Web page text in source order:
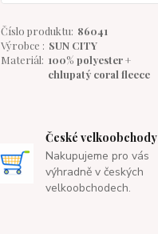
Číslo produktu: 86041
Výrobce : SUN CITY
Materiál: 100% polyester +
chlupatý coral fleece
České velkoobchody
Nakupujeme pro vás
výhradně v českých
velkoobchodech.